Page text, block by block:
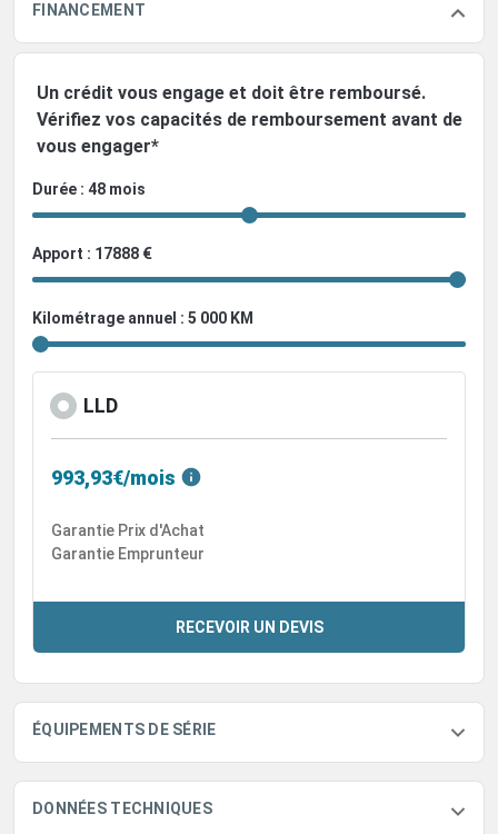
FINANCEMENT
Un crédit vous engage et doit être remboursé.
Vérifiez vos capacités de remboursement avant de
vous engager*
Durée : 48 mois
Apport : 17888 €
Kilométrage annuel : 5 000 KM
LLD
993,93€/mois
Garantie Prix d'Achat
Garantie Emprunteur
RECEVOIR UN DEVIS
ÉQUIPEMENTS DE SÉRIE
DONNÉES TECHNIQUES